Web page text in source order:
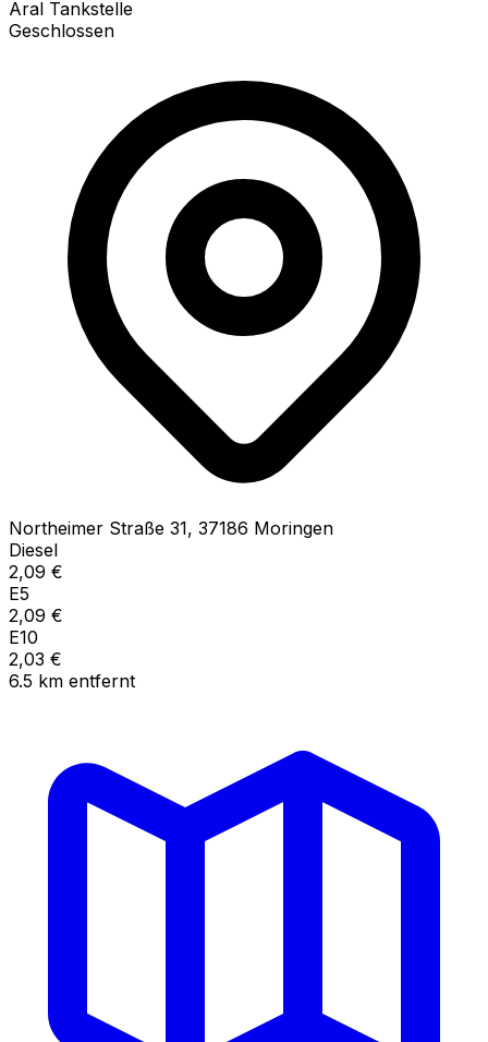
Aral Tankstelle
Geschlossen
Northeimer Straße 31, 37186 Moringen
Diesel
2,09 €
E5
2,09 €
E10
2,03 €
6.5 km entfernt